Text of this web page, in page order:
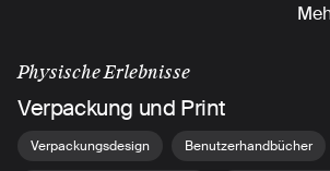
Physische Erlebnisse
Verpackung und Print
Verpackungsdesign Benutzerhandbücher